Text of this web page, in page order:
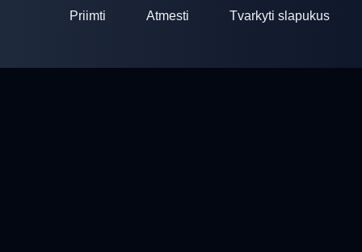
Priimti Atmesti Tvarkyti slapukus